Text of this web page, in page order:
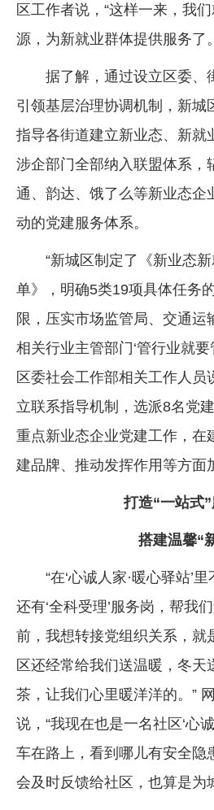
区工作者说，“这样一来，我
源，为新就业群体提供服务了
据了解，通过设立区委、
引领基层治理协调机制，新城
指导各街道建立新业态、新就
涉企部门全部纳入联盟体系，
通、韵达、饿了么等新业态企
动的党建服务体系。
“新城区制定了《新业态
单》，明确5类19项具体任务
限，压实市场监管局、交通运
相关行业主管部门‘管行业就要
区委社会工作部相关工作人员
立联系指导机制，选派8名党
重点新业态企业党建工作，在
建品牌、推动发挥作用等方面
打造“一站式
搭建温馨“
“在‘心诚人家·暖心驿站’
还有‘全科受理’服务岗，帮我
前，我想转接党组织关系，就
区还经常给我们送温暖，冬天
茶，让我们心里暖洋洋的。”
说，“我现在也是一名社区‘心
车在路上，看到哪儿有安全隐
会及时反馈给社区，也算是为